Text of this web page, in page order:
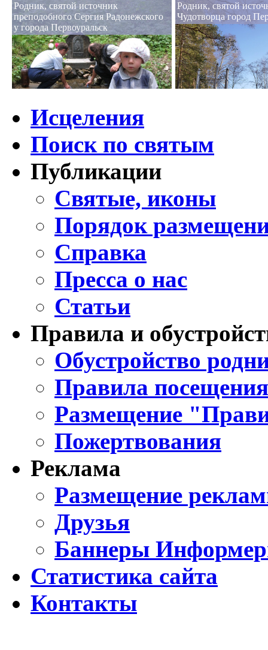
Родник, святой источник
преподобного Сергия Радонежского
у города Первоуральск
Родник, святой
Чудотворца город
Исцеления
Поиск по святым
Публикации
Святые, иконы
Порядок
Справка
Пресса о нас
Статьи
Правила и
Обустройство
Правила
Размещение
Пожертвования
Реклама
Размещение
Друзья
Баннеры
Статистика сайта
Контакты